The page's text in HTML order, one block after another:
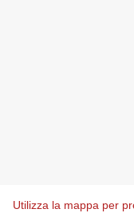
Utilizza la mappa per